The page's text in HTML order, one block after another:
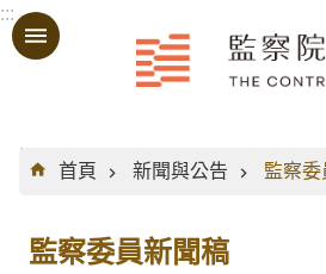
跳到主要內容區塊
:::
:::
首頁
新聞與公告 監察
監察委員新聞稿